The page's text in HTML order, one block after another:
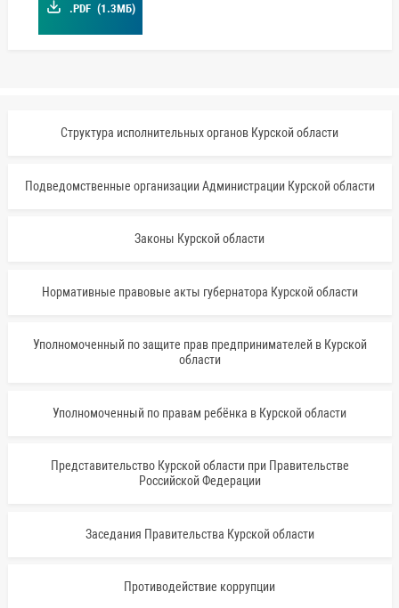
.PDF (1.3МБ)
Структура исполнительных органов Курской области
Подведомственные организации Администрации Курской области
Законы Курской области
Нормативные правовые акты губернатора Курской области
Уполномоченный по защите прав предпринимателей в Курской
области
Уполномоченный по правам ребёнка в Курской области
Представительство Курской области при Правительстве
Российской Федерации
Заседания Правительства Курской области
Противодействие коррупции